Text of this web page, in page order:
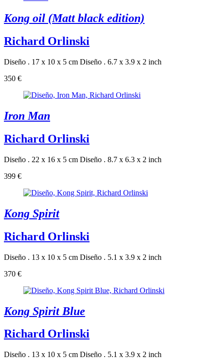
Kong oil (Matt black edition)
Richard Orlinski
Diseño . 17 x 10 x 5 cm Diseño . 6.7 x 3.9 x 2 inch
350 €
Iron Man
Richard Orlinski
Diseño . 22 x 16 x 5 cm Diseño . 8.7 x 6.3 x 2 inch
399 €
Kong Spirit
Richard Orlinski
Diseño . 13 x 10 x 5 cm Diseño . 5.1 x 3.9 x 2 inch
370 €
Kong Spirit Blue
Richard Orlinski
Diseño . 13 x 10 x 5 cm Diseño . 5.1 x 3.9 x 2 inch